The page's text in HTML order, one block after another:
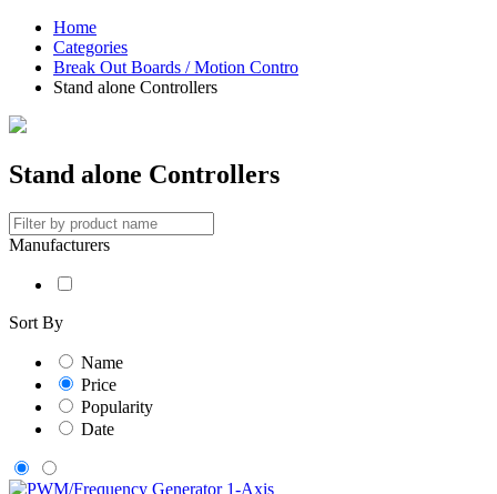
Home
Categories
Break Out Boards / Motion Contro
Stand alone Controllers
Stand alone Controllers
Manufacturers
Sort By
Name
Price
Popularity
Date